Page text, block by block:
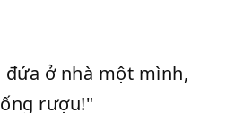
đứa ở nhà một mình,
rượu!"